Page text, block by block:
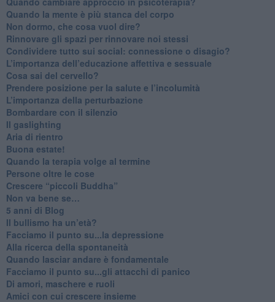
​Quando la mente è più stanca del corpo
Non dormo, che cosa vuol dire?
​Rinnovare gli spazi per rinnovare noi stessi
​Condividere tutto sui social: connessione o disagio?
​L’importanza dell’educazione affettiva e sessuale
​Cosa sai del cervello?
Prendere posizione per la salute e l’incolumità
L’importanza della perturbazione
​Bombardare con il silenzio
Il gaslighting
Aria di rientro
Buona estate!
​Quando la terapia volge al termine
​Persone oltre le cose
​Crescere “piccoli Buddha”
Non va bene se…
​5 anni di Blog
​Il bullismo ha un’età?
Facciamo il punto su...la depressione
​Alla ricerca della spontaneità
​Quando lasciar andare è fondamentale
Facciamo il punto su...gli attacchi di panico
Di amori, maschere e ruoli
​Amici con cui crescere insieme